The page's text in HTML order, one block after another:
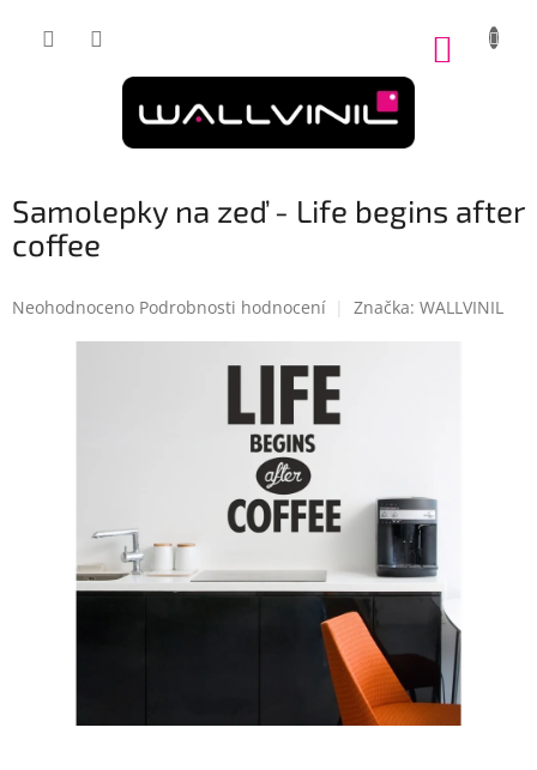
Samolepky na zeď - Life begins after
coffee
Průměrné
Neohodnoceno Podrobnosti hodnocení Značka: WALLVINIL